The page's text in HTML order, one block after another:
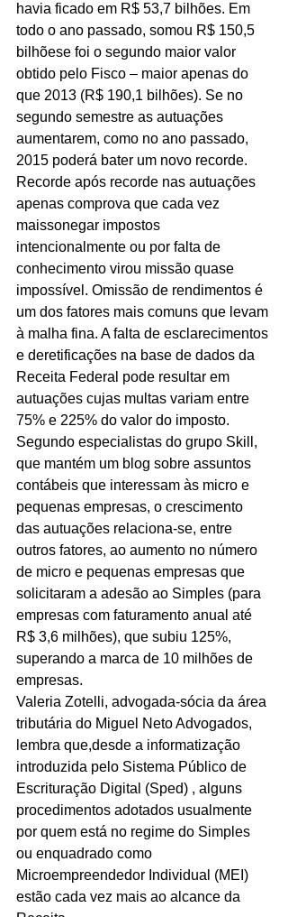
havia ficado em R$ 53,7 bilhões. Em
todo o ano passado, somou R$ 150,5
bilhõese foi o segundo maior valor
obtido pelo Fisco – maior apenas do
que 2013 (R$ 190,1 bilhões). Se no
segundo semestre as autuações
aumentarem, como no ano passado,
2015 poderá bater um novo recorde.
Recorde após recorde nas autuações
apenas comprova que cada vez
maissonegar impostos
intencionalmente ou por falta de
conhecimento virou missão quase
impossível. Omissão de rendimentos é
um dos fatores mais comuns que levam
à malha fina. A falta de esclarecimentos
e deretificações na base de dados da
Receita Federal pode resultar em
autuações cujas multas variam entre
75% e 225% do valor do imposto.
Segundo especialistas do grupo Skill,
que mantém um blog sobre assuntos
contábeis que interessam às micro e
pequenas empresas, o crescimento
das autuações relaciona-se, entre
outros fatores, ao aumento no número
de micro e pequenas empresas que
solicitaram a adesão ao Simples (para
empresas com faturamento anual até
R$ 3,6 milhões), que subiu 125%,
superando a marca de 10 milhões de
empresas.
Valeria Zotelli, advogada-sócia da área
tributária do Miguel Neto Advogados,
lembra que,desde a informatização
introduzida pelo Sistema Público de
Escrituração Digital (Sped) , alguns
procedimentos adotados usualmente
por quem está no regime do Simples
ou enquadrado como
Microempreendedor Individual (MEI)
estão cada vez mais ao alcance da